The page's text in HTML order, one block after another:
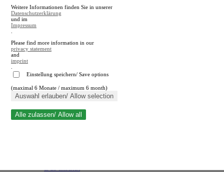
A
A
Suche schließen
Weitere Informationen finden Sie in unserer
Datenschutzerklärung
und im
Impressum
Please find more information in our
privacy statement
and
imprint
Einstellung speichern/ Save options
(maximal 6 Monate / maximum 6 month)
Auswahl erlauben/ Allow selection
Alle zulassen/ Allow all